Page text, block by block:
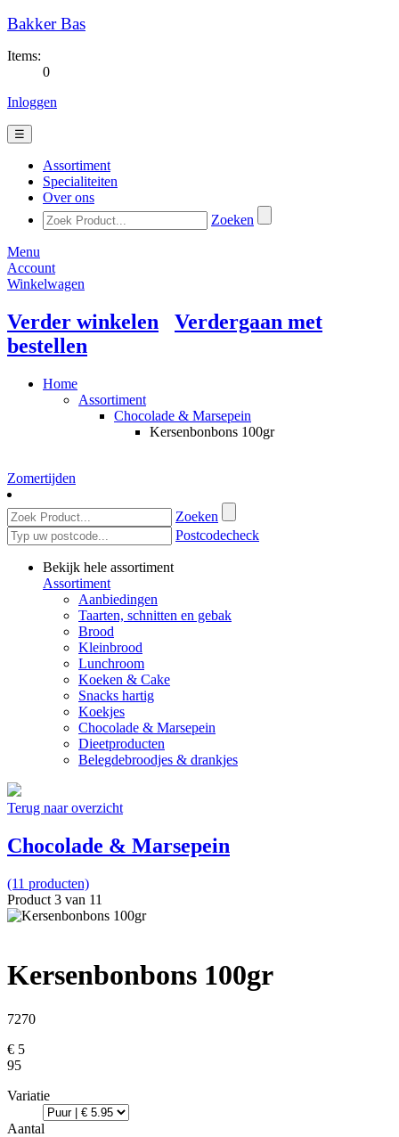
Bakker Bas
Items:
0
Inloggen
☰
Assortiment
Specialiteiten
Over ons
Zoeken
Menu
Account
Winkelwagen
Verder winkelen
Verdergaan met
bestellen
Home
Assortiment
Chocolade & Marsepein
Kersenbonbons 100gr
Zomertijden
Zoeken
Postcodecheck
Bekijk hele assortiment
Assortiment
Aanbiedingen
Taarten, schnitten en gebak
Brood
Kleinbrood
Lunchroom
Koeken & Cake
Snacks hartig
Koekjes
Chocolade & Marsepein
Dieetproducten
Belegdebroodjes & drankjes
Terug naar overzicht
Chocolade & Marsepein
(11 producten)
Product 3 van 11
Kersenbonbons 100gr
7270
€ 5
95
Variatie
Aantal